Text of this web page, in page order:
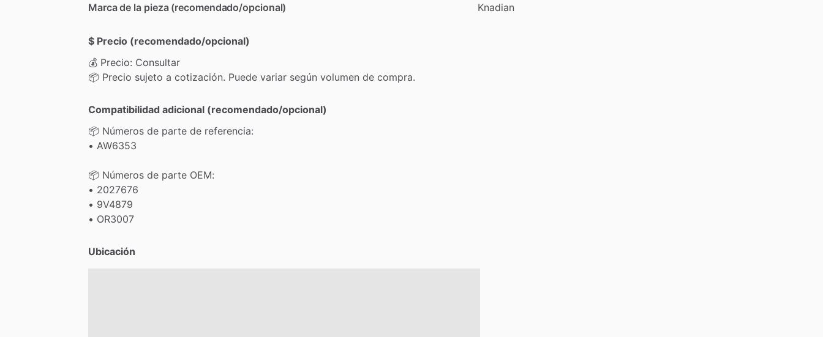
Marca de la pieza (recomendado/opcional)
Knadian
$ Precio (recomendado/opcional)
💰 Precio: Consultar
📦 Precio sujeto a cotización. Puede variar según volumen de compra.
Compatibilidad adicional (recomendado/opcional)
📦 Números de parte de referencia:
• AW6353
📦 Números de parte OEM:
• 2027676
• 9V4879
• OR3007
Ubicación